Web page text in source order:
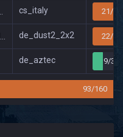
cs_italy 21/32
de_dust2_2x2 22/32
de_aztec 9/32
93/160